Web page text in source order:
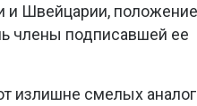
и Швейцарии,
члены подписавшей ее
излишне смелых